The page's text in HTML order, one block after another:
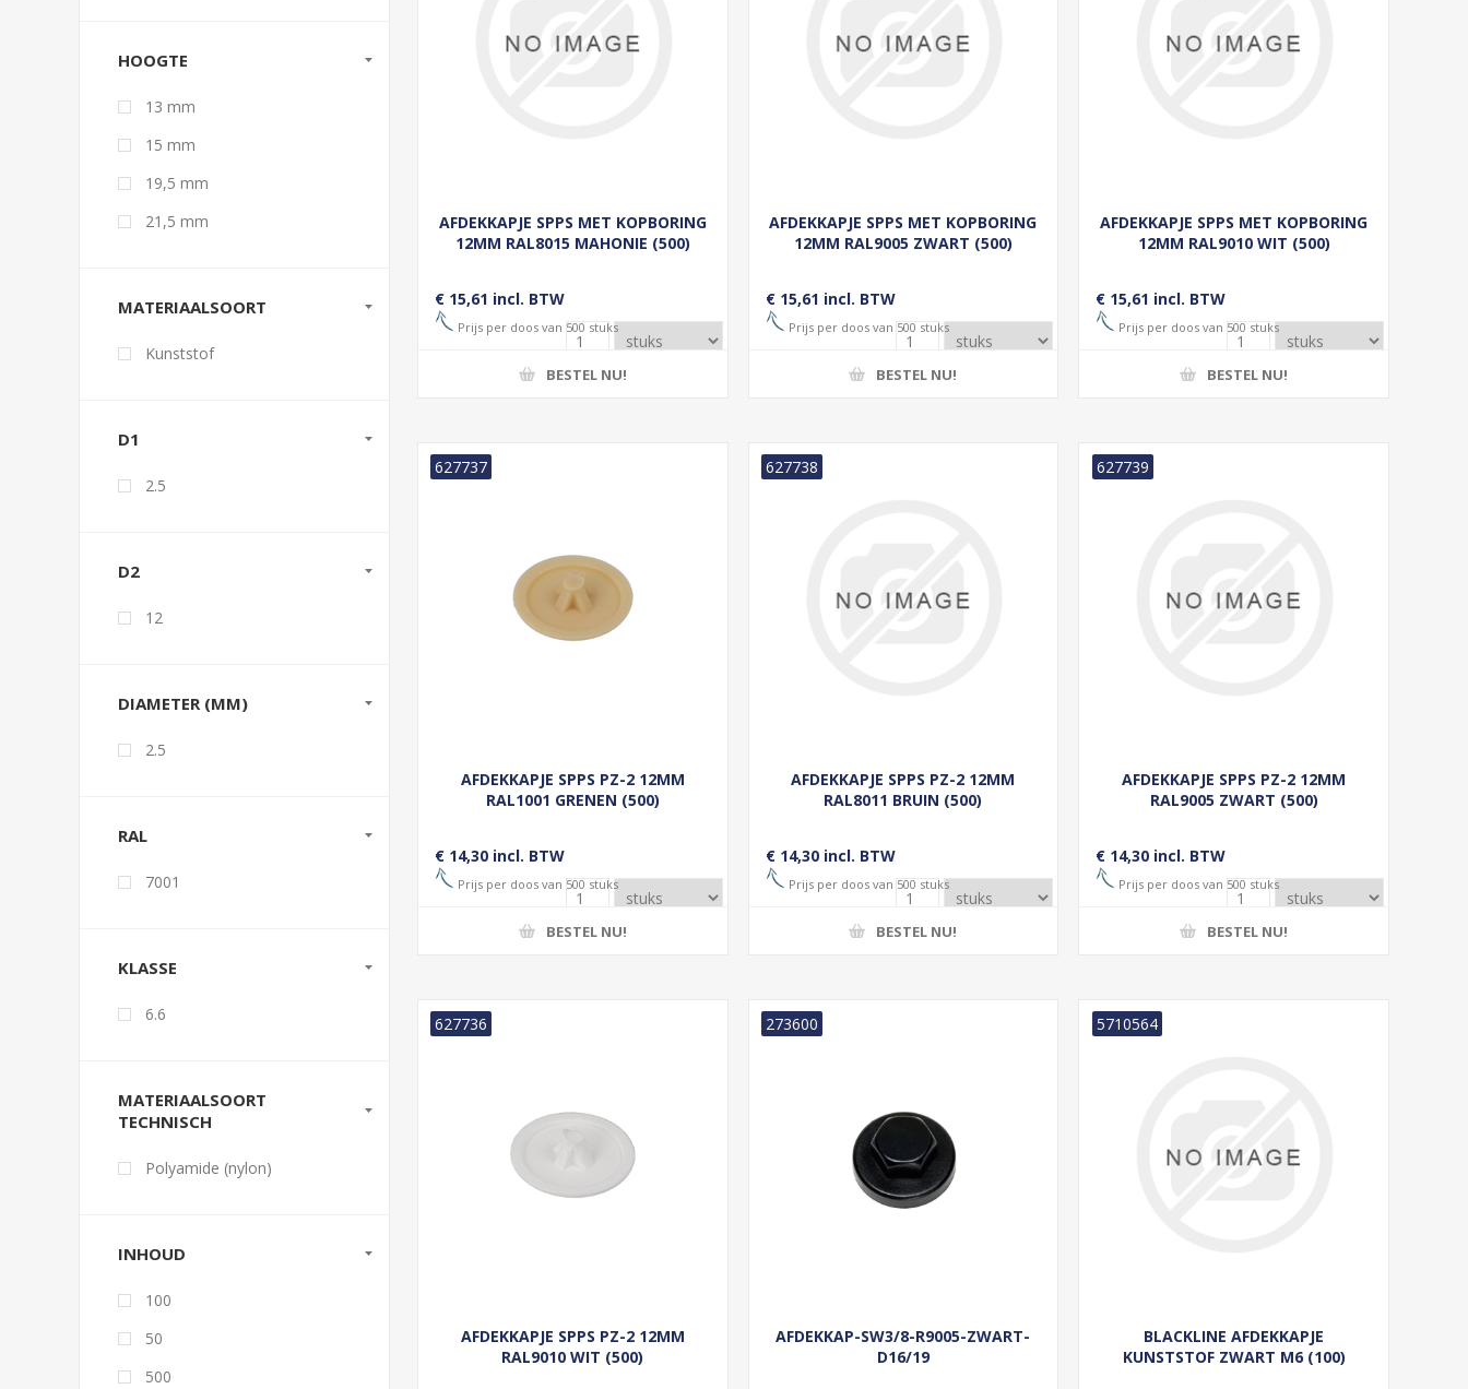
AFDEKKAPJE SPPS MET KOPBORING
12MM RAL8015 MAHONIE (500)
€ 15,61 incl. BTW
Prijs per doos van 500 stuks
BESTEL NU!
AFDEKKAPJE SPPS MET KOPBORING
12MM RAL9005 ZWART (500)
€ 15,61 incl. BTW
Prijs per doos van 500 stuks
BESTEL NU!
AFDEKKAPJE SPPS MET KOPBORING
12MM RAL9010 WIT (500)
€ 15,61 incl. BTW
Prijs per doos van 500 stuks
BESTEL NU!
AFDEKKAPJE SPPS PZ-2 12MM
RAL1001 GRENEN (500)
627737
€ 14,30 incl. BTW
Prijs per doos van 500 stuks
BESTEL NU!
AFDEKKAPJE SPPS PZ-2 12MM
RAL8011 BRUIN (500)
627738
€ 14,30 incl. BTW
Prijs per doos van 500 stuks
BESTEL NU!
AFDEKKAPJE SPPS PZ-2 12MM
RAL9005 ZWART (500)
627739
€ 14,30 incl. BTW
Prijs per doos van 500 stuks
BESTEL NU!
AFDEKKAPJE SPPS PZ-2 12MM
RAL9010 WIT (500)
627736
AFDEKKAP-SW3/8-R9005-ZWART-
D16/19
273600
BLACKLINE AFDEKKAPJE
KUNSTSTOF ZWART M6 (100)
5710564
HOOGTE
13 mm
15 mm
19,5 mm
21,5 mm
MATERIAALSOORT
Kunststof
D1
2.5
D2
12
DIAMETER (MM)
2.5
RAL
7001
KLASSE
6.6
MATERIAALSOORT
TECHNISCH
Polyamide (nylon)
INHOUD
100
50
500